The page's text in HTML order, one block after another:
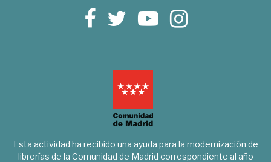
Esta actividad ha recibido una ayuda para la modernización de
librerías de la Comunidad de Madrid correspondiente al año